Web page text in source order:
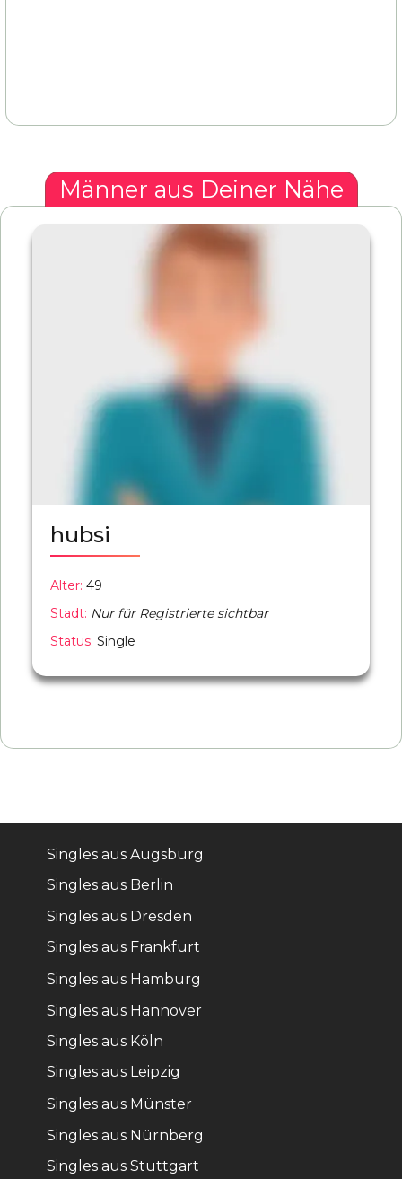
Männer aus Deiner Nähe
hubsi
Alter: 49
Stadt: Nur für Registrierte sichtbar
Status: Single
Singles aus Augsburg
Singles aus Berlin
Singles aus Dresden
Singles aus Frankfurt
Singles aus Hamburg
Singles aus Hannover
Singles aus Köln
Singles aus Leipzig
Singles aus Münster
Singles aus Nürnberg
Singles aus Stuttgart